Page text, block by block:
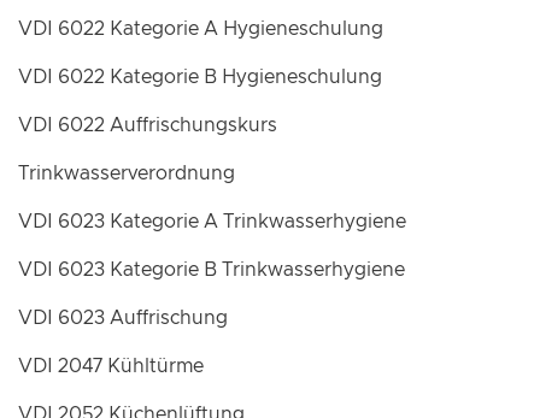
VDI 6022 Kategorie A Hygieneschulung
VDI 6022 Kategorie B Hygieneschulung
VDI 6022 Auffrischungskurs
Trinkwasserverordnung
VDI 6023 Kategorie A Trinkwasserhygiene
VDI 6023 Kategorie B Trinkwasserhygiene
VDI 6023 Auffrischung
VDI 2047 Kühltürme